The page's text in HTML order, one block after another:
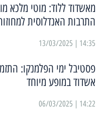
מאשדוד ללוד: מוטי מלכא
התרבות האנדלוסית
14:35 | 13/03/2025
פסטיבל ימי הפלמנקו:
אשדוד במופע מיוחד
14:22 | 06/03/2025